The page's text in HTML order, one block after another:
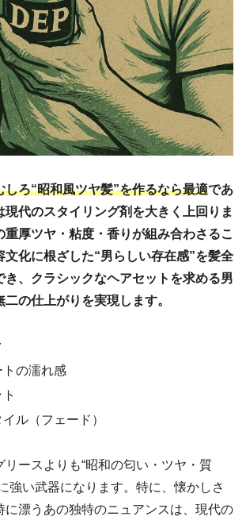
しろ“昭和風ツヤ髪”を作るなら最適であ
現代のスタイリング剤を大きく上回りま
重厚ツヤ・粘度・香りが組み合わさるこ
文化に根ざした“男らしい存在感”を髪全
き、クラシックなヘアセットを求める男
の仕上がりを実現します。
トの濡れ感
ル（フェード）
リースよりも“昭和の匂い・ツヤ・質
強い武器になります。特に、懐かしさ
に漂うあの独特のニュアンスは、現代の